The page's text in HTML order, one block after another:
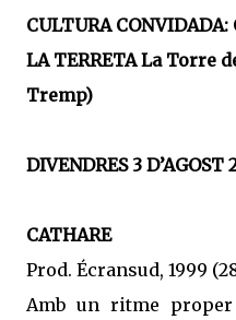
CULTURA CONVIDADA:
LA TERRETA La Torre
Tremp)
DIVENDRES 3 D’AGOST
CATHARE
Prod. Écransud, 1999
Amb un ritme